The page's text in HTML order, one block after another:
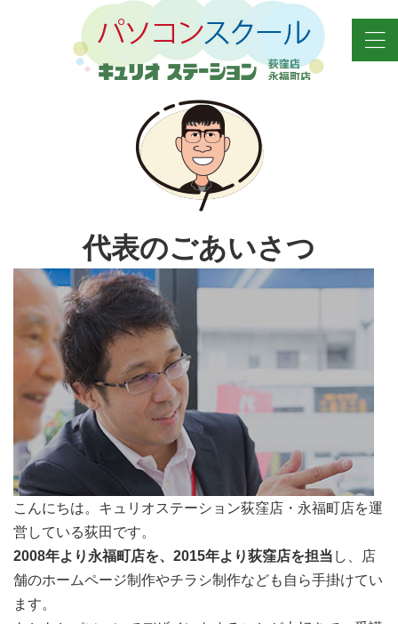
代表のごあいさつ
こんにちは。キュリオステーション荻窪店・永福町店を運
営している荻田です。
2008年より永福町店を、2015年より荻窪店を担当 し、店
舗のホームページ制作やチラシ制作なども自ら手掛けてい
ます。